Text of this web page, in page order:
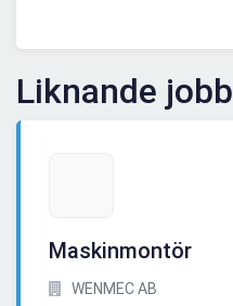
Liknande jobb
Maskinmontör
WENMEC AB